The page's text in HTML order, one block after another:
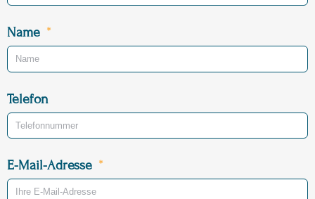
Name
Telefon
E-Mail-Adresse